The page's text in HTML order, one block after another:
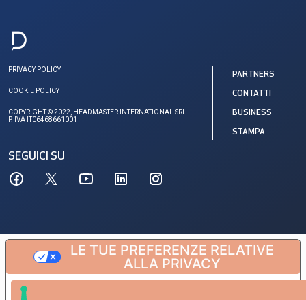
PRIVACY POLICY
COOKIE POLICY
COPYRIGHT © 2022, HEADMASTER INTERNATIONAL SRL -
P. IVA IT06468661001
SEGUICI SU
PARTNERS
CONTATTI
BUSINESS
STAMPA
LE TUE PREFERENZE RELATIVE
ALLA PRIVACY